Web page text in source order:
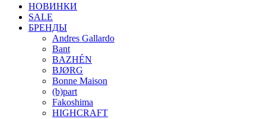
НОВИНКИ
SALE
БРЕНДЫ
Andres Gallardo
Bant
BAZHÉN
BJØRG
Bonne Maison
(b)part
Fakoshima
HIGHCRAFT